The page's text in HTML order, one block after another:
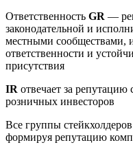
Ответственность GR —
законодательной и
местными сообществами,
ответственности и
присутствия
IR отвечает за
розничных инвесторов
Все группы
формируя репутацию